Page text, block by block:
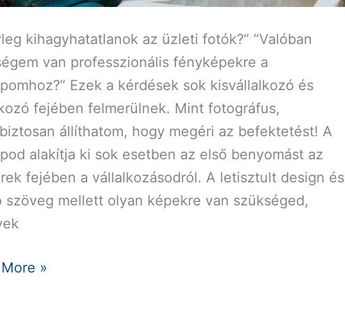
kihagyhatatlanok az üzleti fotók?” “Valóban
van professzionális fényképekre a
Ezek a kérdések sok kisvállalkozó és
fejében felmerülnek. Mint fotográfus,
állíthatom, hogy megéri az befektetést! A
alakítja ki sok esetben az első benyomást az
fejében a vállalkozásodról. A letisztult design és
szöveg mellett olyan képekre van szükséged,
»